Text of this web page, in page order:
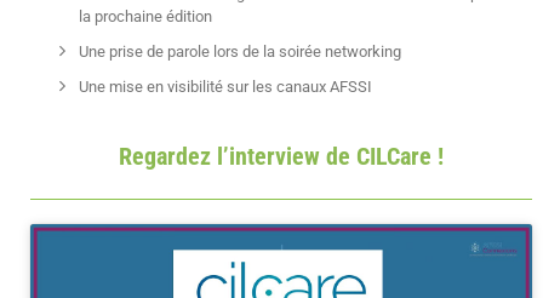
la prochaine édition
Une prise de parole lors de la soirée networking
Une mise en visibilité sur les canaux AFSSI
Regardez l’interview de CILCare !